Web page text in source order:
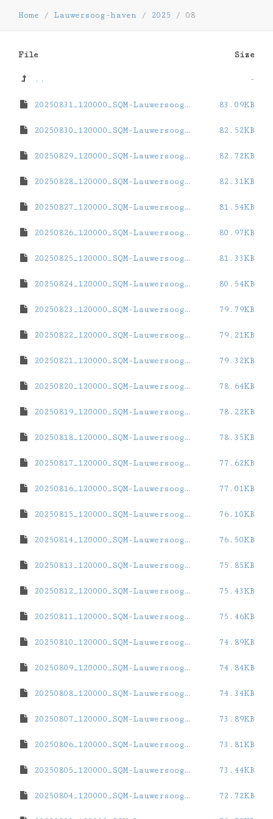
Home / Lauwersoog-haven / 2025 / 08
File Size
.. -
20250831_120000_SQM-Lauwersoog-haven.dat 83.09KB
20250830_120000_SQM-Lauwersoog-haven.dat 82.52KB
20250829_120000_SQM-Lauwersoog-haven.dat 82.72KB
20250828_120000_SQM-Lauwersoog-haven.dat 82.31KB
20250827_120000_SQM-Lauwersoog-haven.dat 81.54KB
20250826_120000_SQM-Lauwersoog-haven.dat 80.97KB
20250825_120000_SQM-Lauwersoog-haven.dat 81.33KB
20250824_120000_SQM-Lauwersoog-haven.dat 80.54KB
20250823_120000_SQM-Lauwersoog-haven.dat 79.79KB
20250822_120000_SQM-Lauwersoog-haven.dat 79.21KB
20250821_120000_SQM-Lauwersoog-haven.dat 79.32KB
20250820_120000_SQM-Lauwersoog-haven.dat 78.64KB
20250819_120000_SQM-Lauwersoog-haven.dat 78.22KB
20250818_120000_SQM-Lauwersoog-haven.dat 78.35KB
20250817_120000_SQM-Lauwersoog-haven.dat 77.62KB
20250816_120000_SQM-Lauwersoog-haven.dat 77.01KB
20250815_120000_SQM-Lauwersoog-haven.dat 76.10KB
20250814_120000_SQM-Lauwersoog-haven.dat 76.50KB
20250813_120000_SQM-Lauwersoog-haven.dat 75.85KB
20250812_120000_SQM-Lauwersoog-haven.dat 75.43KB
20250811_120000_SQM-Lauwersoog-haven.dat 75.46KB
20250810_120000_SQM-Lauwersoog-haven.dat 74.89KB
20250809_120000_SQM-Lauwersoog-haven.dat 74.84KB
20250808_120000_SQM-Lauwersoog-haven.dat 74.34KB
20250807_120000_SQM-Lauwersoog-haven.dat 73.89KB
20250806_120000_SQM-Lauwersoog-haven.dat 73.81KB
20250805_120000_SQM-Lauwersoog-haven.dat 73.44KB
20250804_120000_SQM-Lauwersoog-haven.dat 72.72KB